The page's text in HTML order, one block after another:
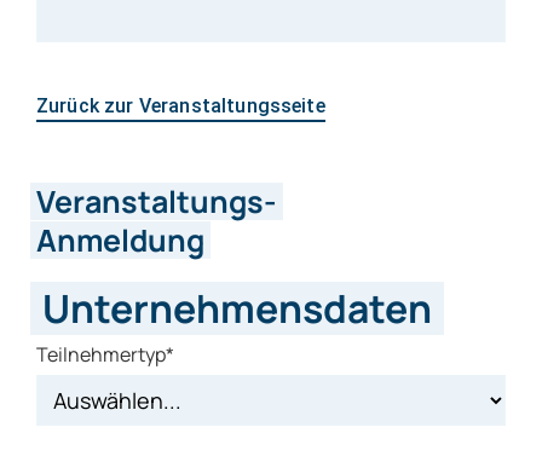
Zurück zur Veranstaltungsseite
Veranstaltungs-
Anmeldung
Unternehmensdaten
Teilnehmertyp*